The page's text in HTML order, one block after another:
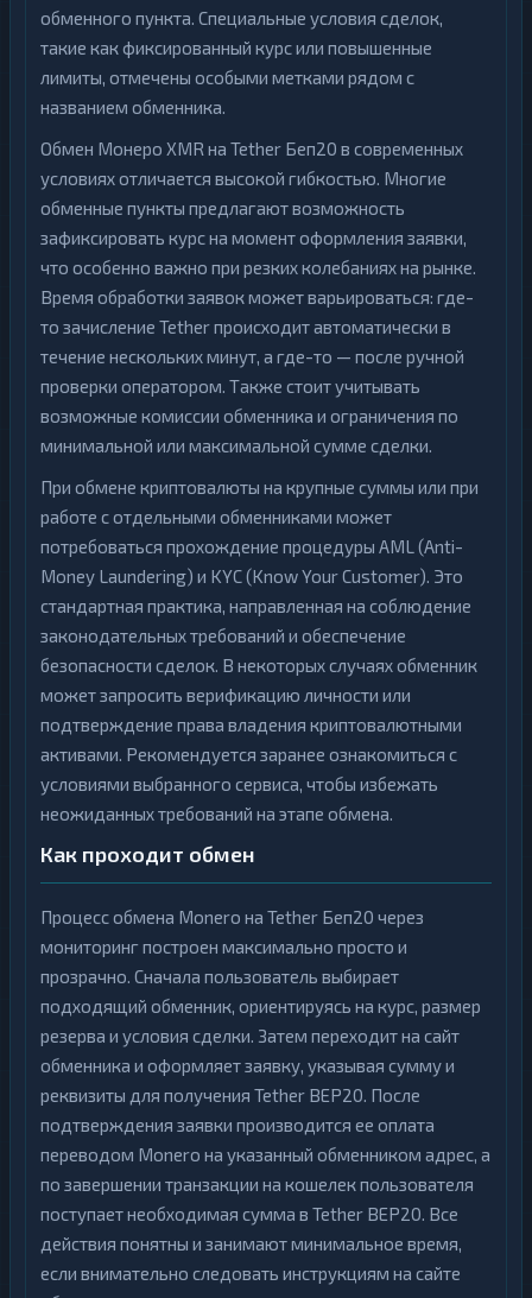
обменного пункта. Специальные условия сделок,
такие как фиксированный курс или повышенные
лимиты, отмечены особыми метками рядом с
названием обменника.
Обмен Монеро XMR на Tether Беп20 в современных
условиях отличается высокой гибкостью. Многие
обменные пункты предлагают возможность
зафиксировать курс на момент оформления заявки,
что особенно важно при резких колебаниях на рынке.
Время обработки заявок может варьироваться: где-
то зачисление Tether происходит автоматически в
течение нескольких минут, а где-то — после ручной
проверки оператором. Также стоит учитывать
возможные комиссии обменника и ограничения по
минимальной или максимальной сумме сделки.
При обмене криптовалюты на крупные суммы или при
работе с отдельными обменниками может
потребоваться прохождение процедуры AML (Anti-
Money Laundering) и KYC (Know Your Customer). Это
стандартная практика, направленная на соблюдение
законодательных требований и обеспечение
безопасности сделок. В некоторых случаях обменник
может запросить верификацию личности или
подтверждение права владения криптовалютными
активами. Рекомендуется заранее ознакомиться с
условиями выбранного сервиса, чтобы избежать
неожиданных требований на этапе обмена.
Как проходит обмен
Процесс обмена Monero на Tether Беп20 через
мониторинг построен максимально просто и
прозрачно. Сначала пользователь выбирает
подходящий обменник, ориентируясь на курс, размер
резерва и условия сделки. Затем переходит на сайт
обменника и оформляет заявку, указывая сумму и
реквизиты для получения Tether BEP20. После
подтверждения заявки производится ее оплата
переводом Monero на указанный обменником адрес, а
по завершении транзакции на кошелек пользователя
поступает необходимая сумма в Tether BEP20. Все
действия понятны и занимают минимальное время,
если внимательно следовать инструкциям на сайте